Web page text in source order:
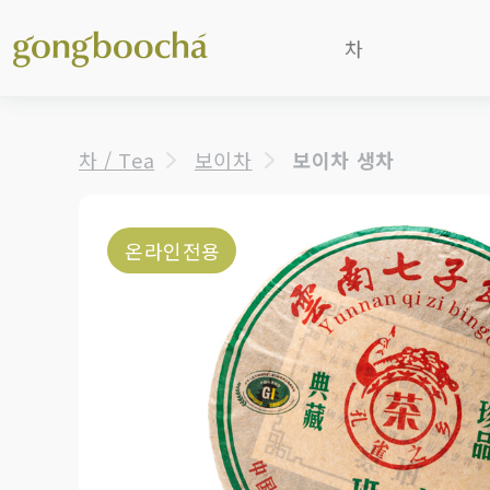
차
흑차
백차
홍차
녹차/황차
일본차
한국후발효차
꽃차/기타
가루말차
차 / Tea 보이차 보이차 생차
온라인전용